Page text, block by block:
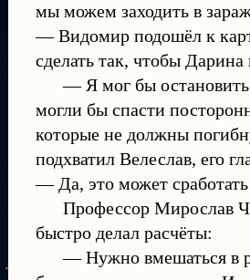
мы можем заходить в
— Видомир подошёл к
сделать так, чтобы Дарина
— Я мог бы
могли бы спасти
которые не должны
подхватил Велеслав, его
— Да, это может
Профессор Мирослав
быстро делал расчёты:
— Нужно вмешаться в